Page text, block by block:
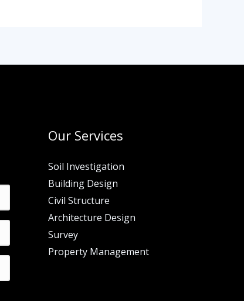
Our Services
Soil Investigation
Building Design
Civil Structure
Architecture Design
Survey
Property Management